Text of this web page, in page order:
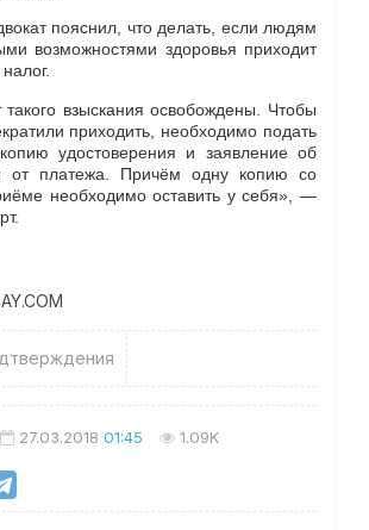
пояснил, что делать, если людям
возможностями здоровья приходит
взыскания освобождены. Чтобы
приходить, необходимо подать
удостоверения и заявление об
от платежа. Причём одну копию со
необходимо оставить у себя», —
27.03.2018 01:45 1.09K